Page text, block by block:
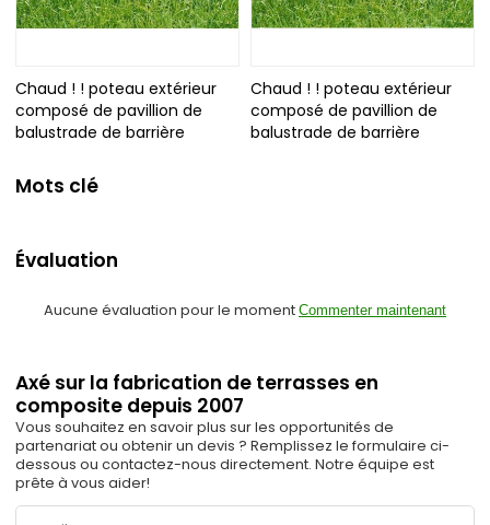
Chaud ! ! poteau extérieur
composé de pavillion de
balustrade de barrière
Chaud ! ! poteau extérieur
composé de pavillion de
balustrade de barrière
Mots clé
Évaluation
Aucune évaluation pour le moment Commenter maintenant
Axé sur la fabrication de terrasses en
composite depuis 2007
Vous souhaitez en savoir plus sur les opportunités de
partenariat ou obtenir un devis ? Remplissez le formulaire ci-
dessous ou contactez-nous directement. Notre équipe est
prête à vous aider!